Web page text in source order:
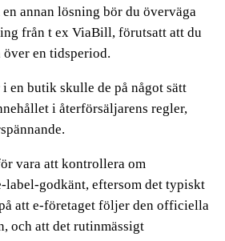
annan lösning bör du överväga
från t ex ViaBill, förutsatt att du
en tidsperiod.
en butik skulle de på något sätt
i återförsäljarens regler,
vara att kontrollera om
label-godkänt, eftersom det typiskt
att e-företaget följer den officiella
och att det rutinmässigt